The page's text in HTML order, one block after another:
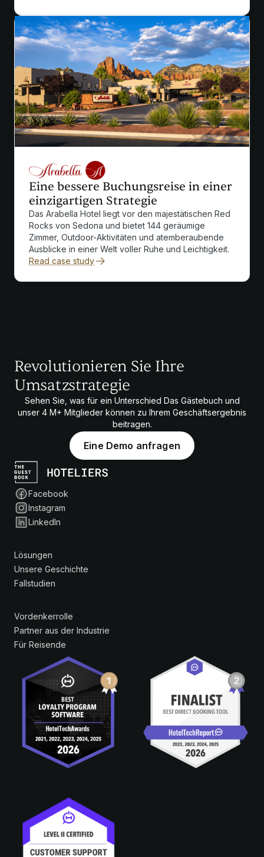
Eine bessere Buchungsreise in einer
einzigartigen Strategie
Das Arabella Hotel liegt vor den majestätischen Red
Rocks von Sedona und bietet 144 geräumige
Zimmer, Outdoor-Aktivitäten und atemberaubende
Ausblicke in einer Welt voller Ruhe und Leichtigkeit.
Read case study
Revolutionieren Sie Ihre
Umsatzstrategie
Sehen Sie, was für ein Unterschied Das Gästebuch und
unser 4 M+ Mitglieder können zu Ihrem Geschäftsergebnis
beitragen.
Eine Demo anfragen
Facebook
Instagram
LinkedIn
Lösungen
Unsere Geschichte
Fallstudien
Vordenkerrolle
Partner aus der Industrie
Für Reisende